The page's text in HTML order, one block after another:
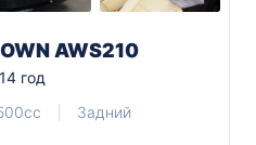
AWS210
год
Задний